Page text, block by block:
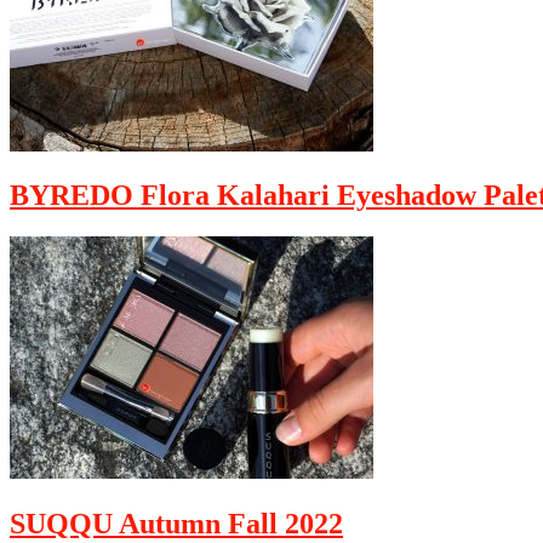
BYREDO Flora Kalahari Eyeshadow
SUQQU Autumn Fall 2022